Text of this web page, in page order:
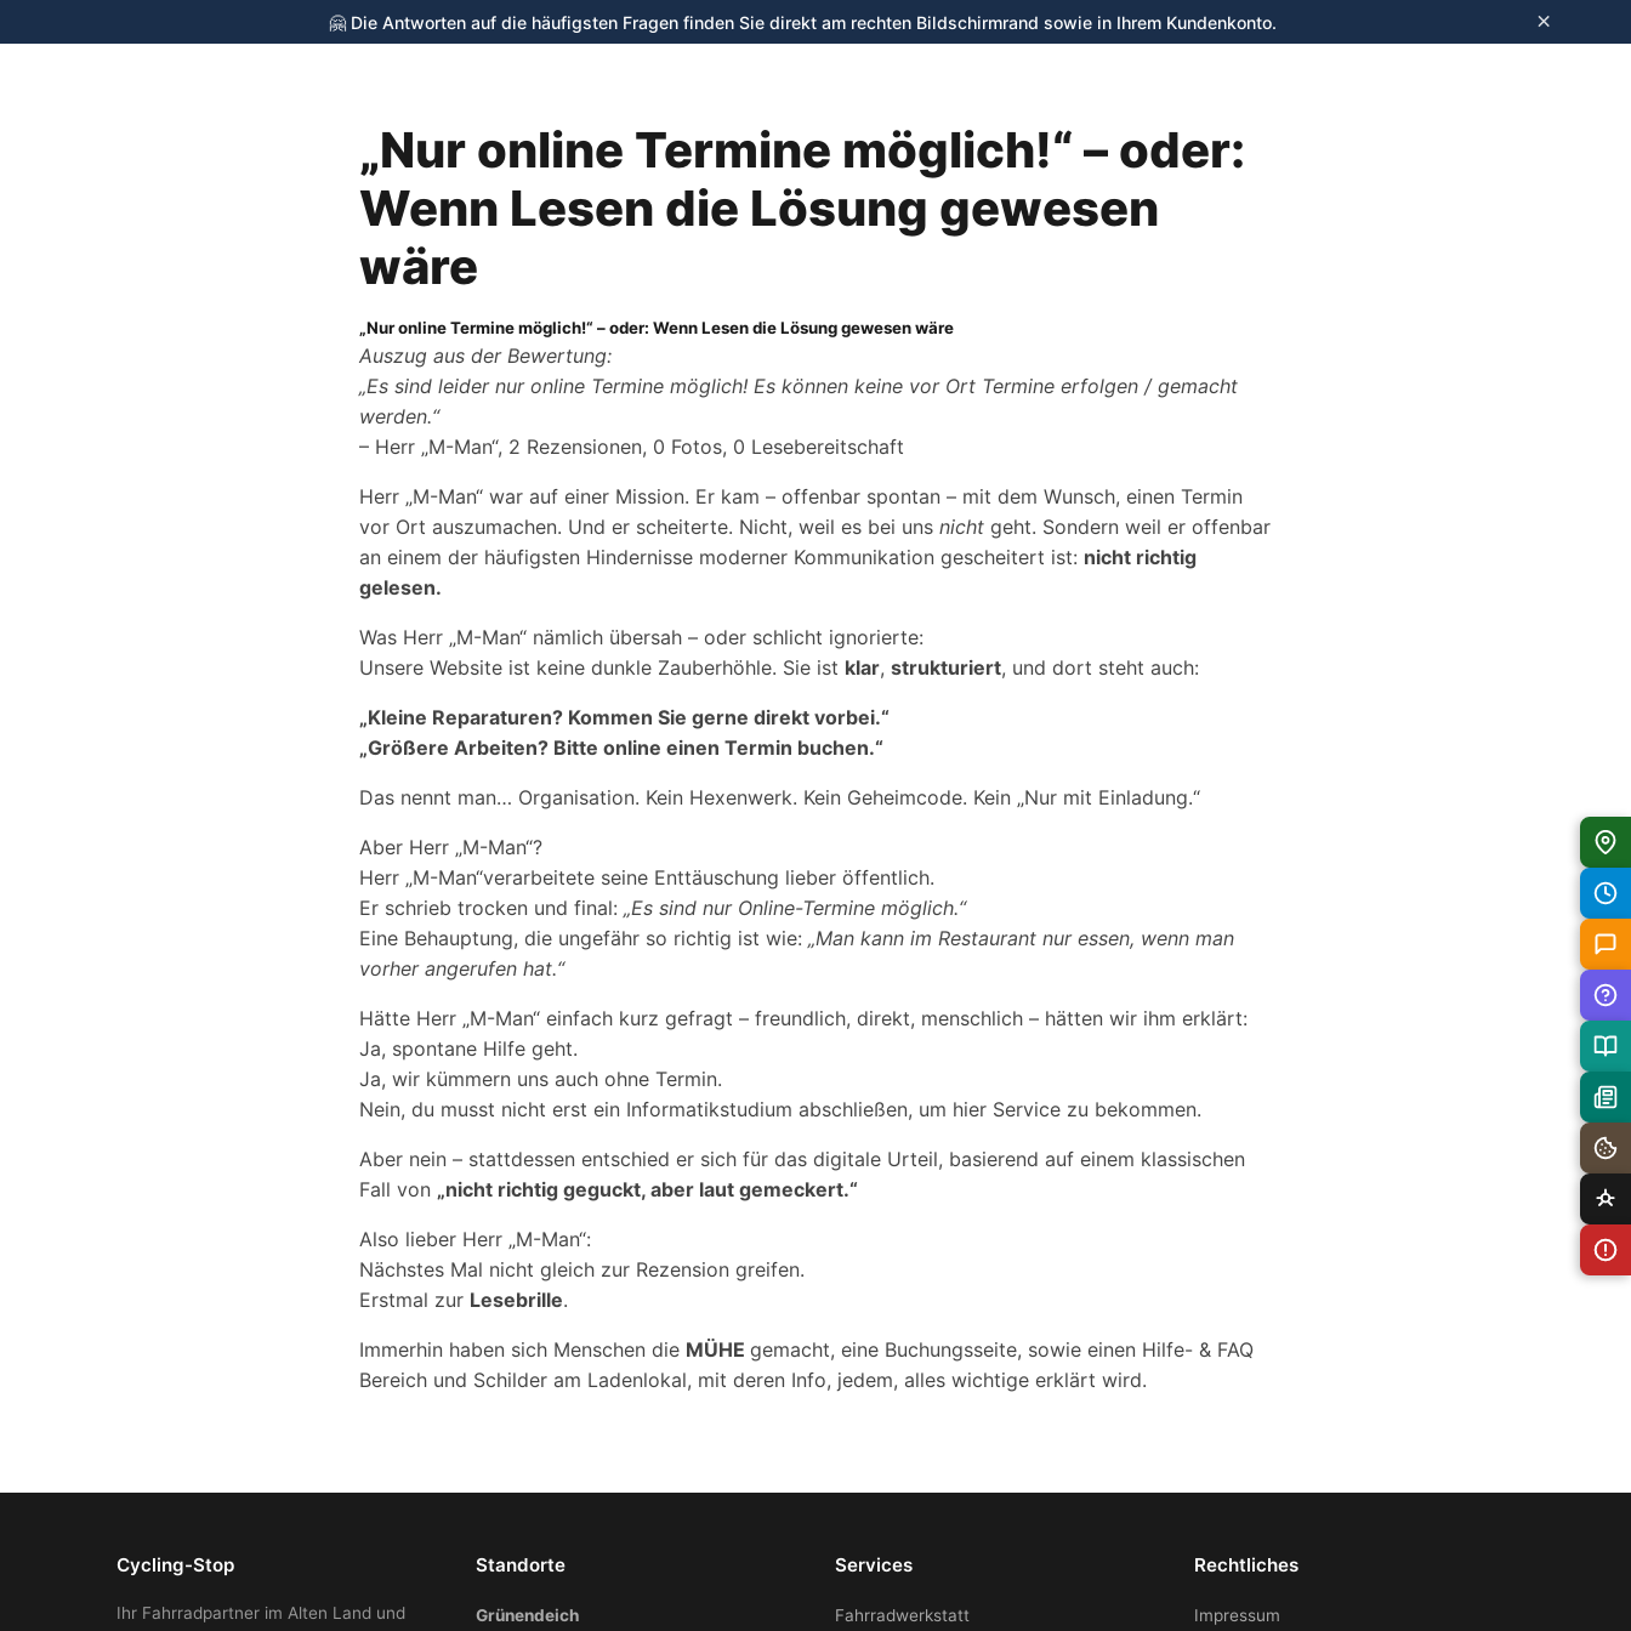
🤗 Die Antworten auf die häufigsten Fragen finden Sie direkt am rechten Bildschirmrand sowie in Ihrem Kundenkonto. ×
„Nur online Termine möglich!“ – oder:
Wenn Lesen die Lösung gewesen
wäre
„Nur online Termine möglich!“ – oder: Wenn Lesen die Lösung gewesen wäre
Auszug aus der Bewertung:
„Es sind leider nur online Termine möglich! Es können keine vor Ort Termine erfolgen / gemacht
werden.“
– Herr „M-Man“, 2 Rezensionen, 0 Fotos, 0 Lesebereitschaft
Herr „M-Man“ war auf einer Mission. Er kam – offenbar spontan – mit dem Wunsch, einen Termin
vor Ort auszumachen. Und er scheiterte. Nicht, weil es bei uns nicht geht. Sondern weil er offenbar
an einem der häufigsten Hindernisse moderner Kommunikation gescheitert ist: nicht richtig
gelesen.
Was Herr „M-Man“ nämlich übersah – oder schlicht ignorierte:
Unsere Website ist keine dunkle Zauberhöhle. Sie ist klar, strukturiert, und dort steht auch:
„Kleine Reparaturen? Kommen Sie gerne direkt vorbei.“
„Größere Arbeiten? Bitte online einen Termin buchen.“
Das nennt man… Organisation. Kein Hexenwerk. Kein Geheimcode. Kein „Nur mit Einladung.“
Aber Herr „M-Man“?
Herr „M-Man“verarbeitete seine Enttäuschung lieber öffentlich.
Er schrieb trocken und final: „Es sind nur Online-Termine möglich.“
Eine Behauptung, die ungefähr so richtig ist wie: „Man kann im Restaurant nur essen, wenn man
vorher angerufen hat.“
Hätte Herr „M-Man“ einfach kurz gefragt – freundlich, direkt, menschlich – hätten wir ihm erklärt:
Ja, spontane Hilfe geht.
Ja, wir kümmern uns auch ohne Termin.
Nein, du musst nicht erst ein Informatikstudium abschließen, um hier Service zu bekommen.
Aber nein – stattdessen entschied er sich für das digitale Urteil, basierend auf einem klassischen
Fall von „nicht richtig geguckt, aber laut gemeckert.“
Also lieber Herr „M-Man“:
Nächstes Mal nicht gleich zur Rezension greifen.
Erstmal zur Lesebrille.
Immerhin haben sich Menschen die MÜHE gemacht, eine Buchungsseite, sowie einen Hilfe- & FAQ
Bereich und Schilder am Ladenlokal, mit deren Info, jedem, alles wichtige erklärt wird.
Cycling-Stop
Ihr Fahrradpartner im Alten Land und
Standorte
Grünendeich
Services
Fahrradwerkstatt
Rechtliches
Impressum